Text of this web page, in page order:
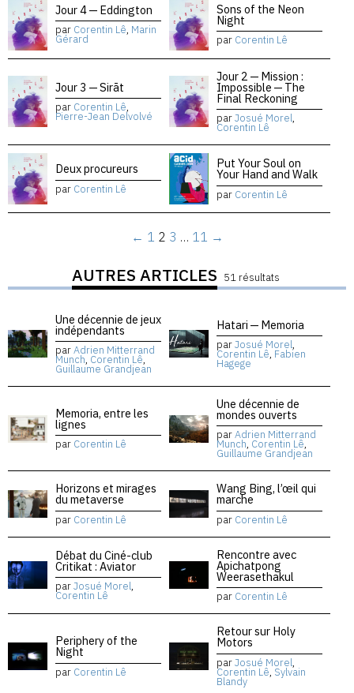
Jour 4 — Eddington
par Corentin Lê, Marin
Gérard
Sons of the Neon
Night
par Corentin Lê
Jour 3 — Sirāt
par Corentin Lê,
Pierre-Jean Delvolvé
Jour 2 — Mission :
Impossible — The
Final Reckoning
parJosué Morel,
Corentin Lê
Deux procureurs
par Corentin Lê
Put Your Soul on
Your Hand and Walk
par Corentin Lê
← 1 2 3 … 11 →
AUTRES ARTICLES 51 résultats
Une décennie de jeux
indépendants
parAdrien Mitterrand
Munch, Corentin Lê,
Guillaume Grandjean
Hatari — Memoria
parJosué Morel,
Corentin Lê, Fabien
Hagege
Memoria, entre les
lignes
par Corentin Lê
Une décennie de
mondes ouverts
parAdrien Mitterrand
Munch, Corentin Lê,
Guillaume Grandjean
Horizons et mirages
du metaverse
par Corentin Lê
Wang Bing, l’œil qui
marche
par Corentin Lê
Débat du Ciné-club
Critikat : Aviator
parJosué Morel,
Corentin Lê
Rencontre avec
Apichatpong
Weerasethakul
par Corentin Lê
Periphery of the
Night
par Corentin Lê
Retour sur Holy
Motors
parJosué Morel,
Corentin Lê, Sylvain
Blandy